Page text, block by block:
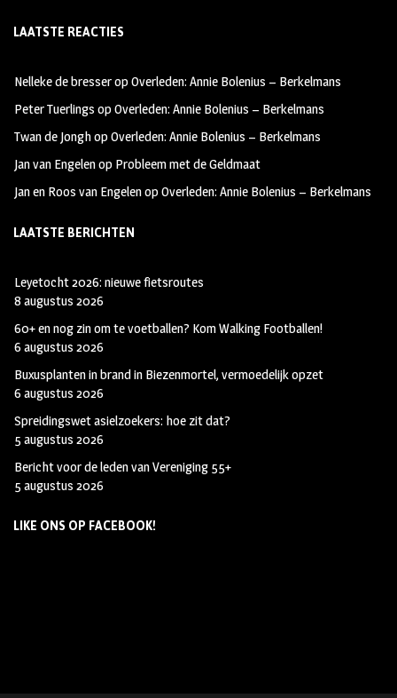
b
oo
k
ag
m
tt
LAATSTE REACTIES
Nelleke de bresseropOverleden: Annie Bolenius – Berkelmans
Peter Tuerlings opOverleden: Annie Bolenius – Berkelmans
Twan de JonghopOverleden: Annie Bolenius – Berkelmans
Jan van Engelenop Probleem met de Geldmaat
Jan en Roos van EngelenopOverleden: Annie Bolenius – Berkelmans
LAATSTE BERICHTEN
Leyetocht 2026: nieuwe fietsroutes
8 augustus 2026
60+ en nog zin om te voetballen? Kom Walking Footballen!
6 augustus 2026
Buxusplanten in brand in Biezenmortel, vermoedelijk opzet
6 augustus 2026
Spreidingswet asielzoekers: hoe zit dat?
5 augustus 2026
Bericht voor de leden van Vereniging 55+
5 augustus 2026
LIKE ONS OP FACEBOOK!